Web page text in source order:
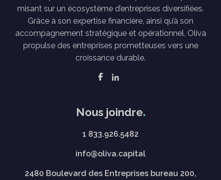
misant sur un écosystème d’entreprises diversifiées.
Grâce à son expertise financière, ainsi qu’à son
accompagnement stratégique et opérationnel, Oliva
propulse des entreprises prometteuses vers une
croissance durable.
Nous joindre
1 833.926.5482
info@oliva.capital
2480 Boulevard des Entreprises bureau 200,